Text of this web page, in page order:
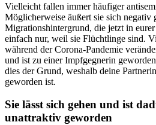
Vielleicht fallen immer häufiger
Möglicherweise äußert sie sich negativ
Migrationshintergrund, die jetzt in
einfach nur, weil sie Flüchtlinge sind.
während der Corona-Pandemie
und ist zu einer Impfgegnerin
dies der Grund, weshalb deine
geworden ist.
Sie lässt sich gehen und ist
unattraktiv geworden